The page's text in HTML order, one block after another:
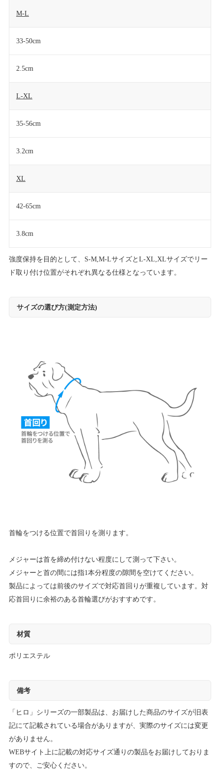
M-L
33-50cm
2.5cm
L-XL
35-56cm
3.2cm
XL
42-65cm
3.8cm
強度保持を目的として、S-M,M-LサイズとL-XL,XLサイズでリー
ド取り付け位置がそれぞれ異なる仕様となっています。
サイズの選び方(測定方法)
首輪をつける位置で首回りを測ります。
メジャーは首を締め付けない程度にして測って下さい。
メジャーと首の間には指1本分程度の隙間を空けてください。
製品によっては前後のサイズで対応首回りが重複しています。対
応首回りに余裕のある首輪選びがおすすめです。
材質
ポリエステル
備考
「ヒロ」シリーズの一部製品は、お届けした商品のサイズが旧表
記にて記載されている場合がありますが、実際のサイズには変更
がありません。
WEBサイト上に記載の対応サイズ通りの製品をお届けしておりま
すので、ご安心ください。